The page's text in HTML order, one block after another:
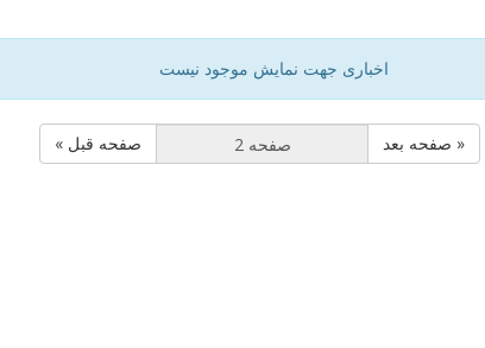
اخباری جهت نمایش موجود نیست
« صفحه قبل صفحه بعد »